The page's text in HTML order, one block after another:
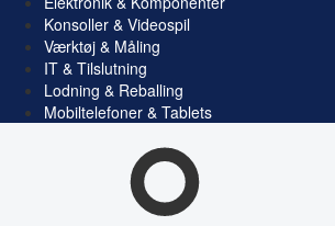
Konsoller & Videospil
Værktøj & Måling
IT & Tilslutning
Lodning & Reballing
Mobiltelefoner & Tablets